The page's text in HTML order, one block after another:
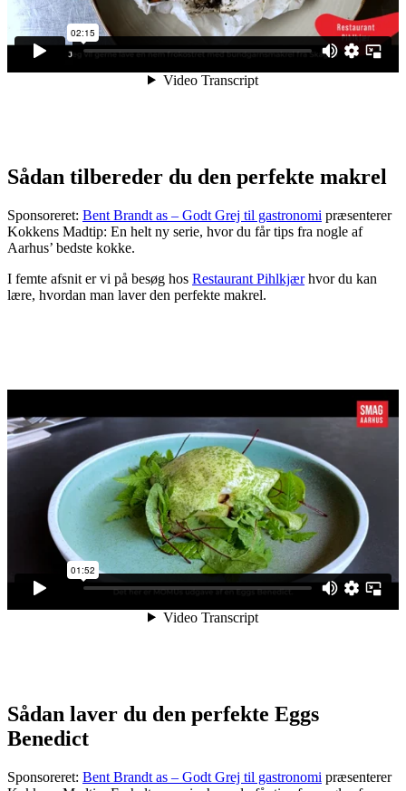
Sådan tilbereder du den perfekte makrel
Sponsoreret: Bent Brandt as – Godt Grej til gastronomi præsenterer
Kokkens Madtip: En helt ny serie, hvor du får tips fra nogle af
Aarhus’ bedste kokke.
I femte afsnit er vi på besøg hos Restaurant Pihlkjærhvor du kan
lære, hvordan man laver den perfekte makrel.
Sådan laver du den perfekte Eggs
Benedict
Sponsoreret: Bent Brandt as – Godt Grej til gastronomi præsenterer